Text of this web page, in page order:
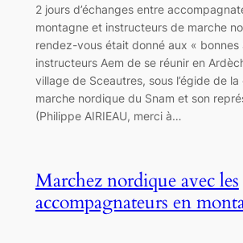
2 jours d’échanges entre
montagne et instructeurs de marche
rendez-vous était donné aux « bonnes
instructeurs Aem de se réunir en
village de Sceautres, sous l’égide de la
marche nordique du Snam et son
(Philippe AIRIEAU, merci à…
Marchez nordique avec les
accompagnateurs en